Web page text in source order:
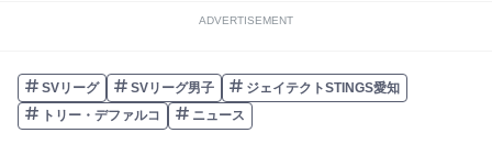
ADVERTISEMENT
SVリーグ SVリーグ男子
ジェイテクトSTINGS愛知
トリー・デファルコ
ニュース